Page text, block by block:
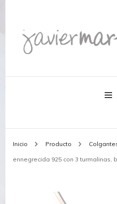
Joyería
Inicio Producto
ennegrecida 925 con 3 turmalinas,